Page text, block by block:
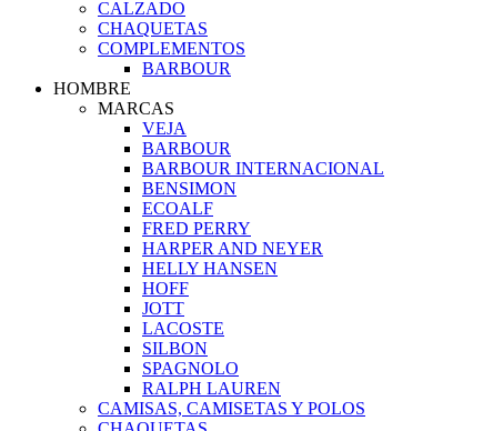
CALZADO
CHAQUETAS
COMPLEMENTOS
BARBOUR
HOMBRE
MARCAS
VEJA
BARBOUR
BARBOUR INTERNACIONAL
BENSIMON
ECOALF
FRED PERRY
HARPER AND NEYER
HELLY HANSEN
HOFF
JOTT
LACOSTE
SILBON
SPAGNOLO
RALPH LAUREN
CAMISAS, CAMISETAS Y POLOS